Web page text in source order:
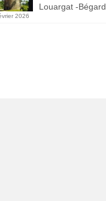
Louargat -Bégard
2026